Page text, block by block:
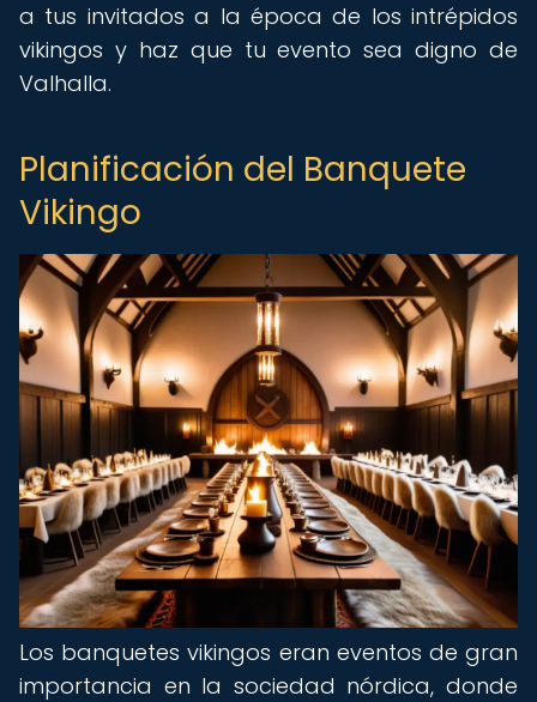
a tus invitados a la época de los intrépidos
vikingos y haz que tu evento sea digno de
Valhalla.
Planificación del Banquete
Vikingo
Los banquetes vikingos eran eventos de gran
importancia en la sociedad nórdica, donde